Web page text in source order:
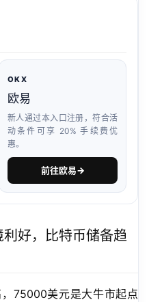
OKX
欧易
新人通过本入口注册，符合活
动条件可享 20% 手续费优
惠。
前往欧易→
好，比特币储备趋
75000美元是大牛市起点